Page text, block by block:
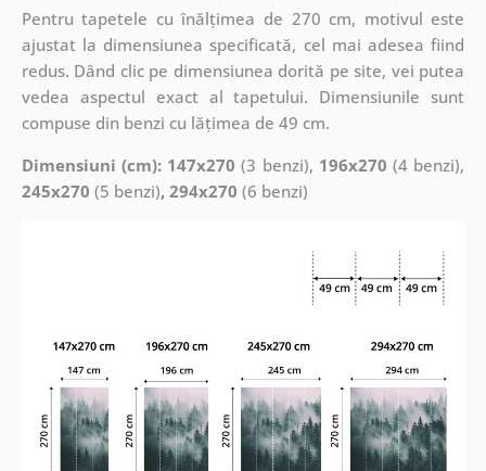
Pentru tapetele cu înălțimea de 270 cm, motivul este
ajustat la dimensiunea specificată, cel mai adesea fiind
redus. Dând clic pe dimensiunea dorită pe site, vei putea
vedea aspectul exact al tapetului. Dimensiunile sunt
compuse din benzi cu lățimea de 49 cm.
Dimensiuni (cm): 147x270 (3 benzi), 196x270 (4 benzi),
245x270 (5 benzi), 294x270 (6 benzi)